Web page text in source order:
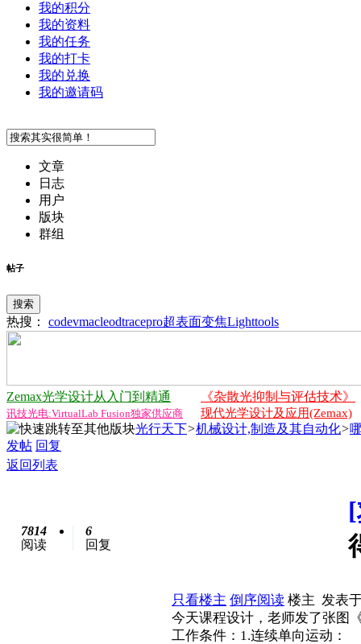
我的积分
我的资料
我的任务
我的打卡
我的兑换
我的邀请码
文章
日志
用户
版块
群组
帖子
搜索
热搜： codevmacleodtracepro超表面变焦Lighttools
Zemax光学设计从入门到精通 《杂散光抑制与评估技术》
讯技光电:VirtualLab Fusion独家供应商 现代光学设计及应用(Zemax)
光行天下>机械设计,制造及其自动化>
发帖 回复
返回列表
7814
阅读
6
回复
只看楼主 倒序阅读 楼主 发表
今天课程设计，老师发了张图
工作条件：1.连续单向